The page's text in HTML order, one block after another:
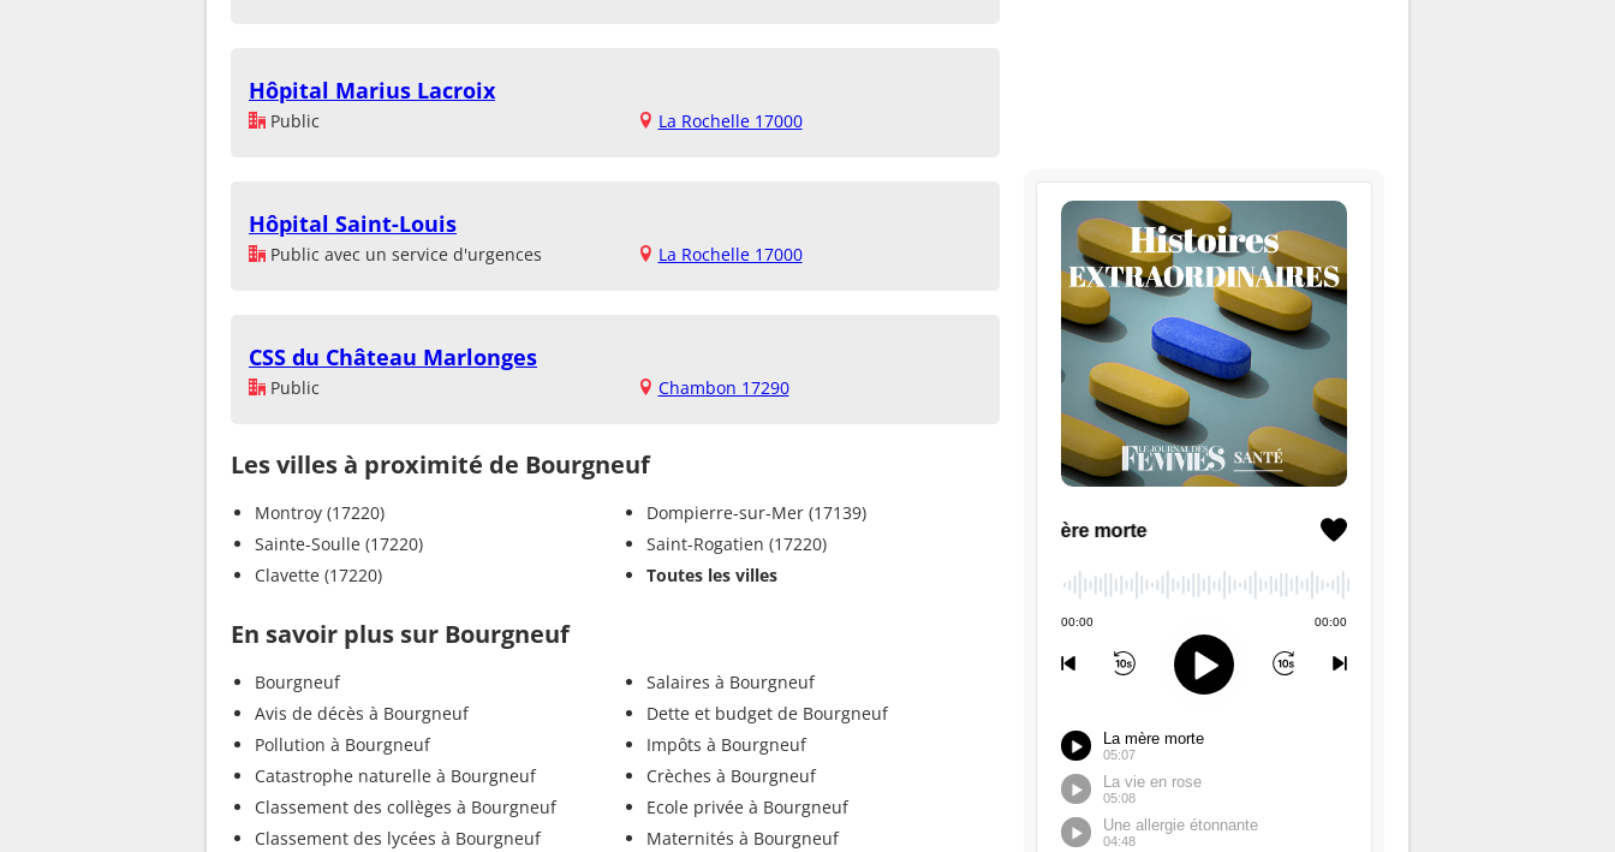
Hôpital Marius Lacroix
Public La Rochelle 17000
Hôpital Saint-Louis
Public avec un service d'urgences La Rochelle 17000
CSS du Château Marlonges
Public Chambon 17290
Les villes à proximité de Bourgneuf
Montroy (17220)
Sainte-Soulle (17220)
Clavette (17220)
Dompierre-sur-Mer (17139)
Saint-Rogatien (17220)
Toutes les villes
En savoir plus sur Bourgneuf
Bourgneuf
Avis de décès à Bourgneuf
Pollution à Bourgneuf
Catastrophe naturelle à Bourgneuf
Classement des collèges à Bourgneuf
Classement des lycées à Bourgneuf
Salaires à Bourgneuf
Dette et budget de Bourgneuf
Impôts à Bourgneuf
Crèches à Bourgneuf
Ecole privée à Bourgneuf
Maternités à Bourgneuf